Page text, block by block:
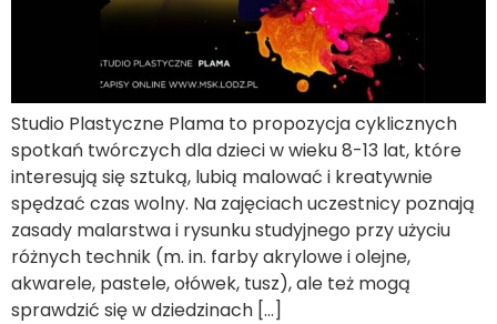
Studio Plastyczne Plama to propozycja cyklicznych
spotkań twórczych dla dzieci w wieku 8-13 lat, które
interesują się sztuką, lubią malować i kreatywnie
spędzać czas wolny. Na zajęciach uczestnicy poznają
zasady malarstwa i rysunku studyjnego przy użyciu
różnych technik (m. in. farby akrylowe i olejne,
akwarele, pastele, ołówek, tusz), ale też mogą
sprawdzić się w dziedzinach […]